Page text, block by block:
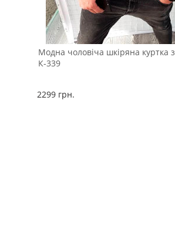
Модна чоловіча шкіряна куртка
К-339
2299 грн.